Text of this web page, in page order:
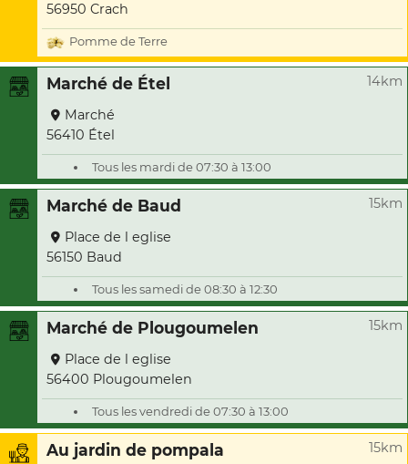
56950 Crach
Pomme de Terre
Marché de Étel 14km
Marché
56410 Étel
Tous les mardi de 07:30 à 13:00
Marché de Baud 15km
Place de l eglise
56150 Baud
Tous les samedi de 08:30 à 12:30
Marché de Plougoumelen 15km
Place de l eglise
56400 Plougoumelen
Tous les vendredi de 07:30 à 13:00
Au jardin de pompala 15km